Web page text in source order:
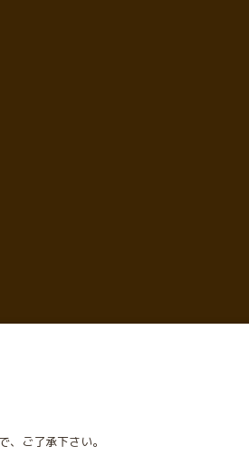
、ご了承下さい。